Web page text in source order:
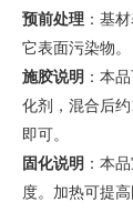
预前处理 ：基
它表面污染物。
施胶说明 ：本
化剂，混合后约
即可。
固化说明 ：本
度。加热可提高